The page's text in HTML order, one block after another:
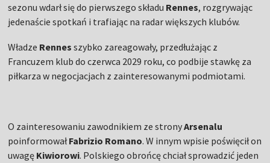
sezonu wdarł się do pierwszego składu Rennes, rozgrywając
jedenaście spotkań i trafiając na radar większych klubów.
Władze Rennesszybko zareagowały, przedłużając z
Francuzem klub do czerwca 2029 roku, co podbije stawkę za
piłkarza w negocjacjach z zainteresowanymi podmiotami.
O zainteresowaniu zawodnikiem ze stronyArsenalu
poinformowałFabrizio Romano. W innym wpisie poświęcił on
uwagę Kiwiorowi. Polskiego obrońcę chciał sprowadzić jeden